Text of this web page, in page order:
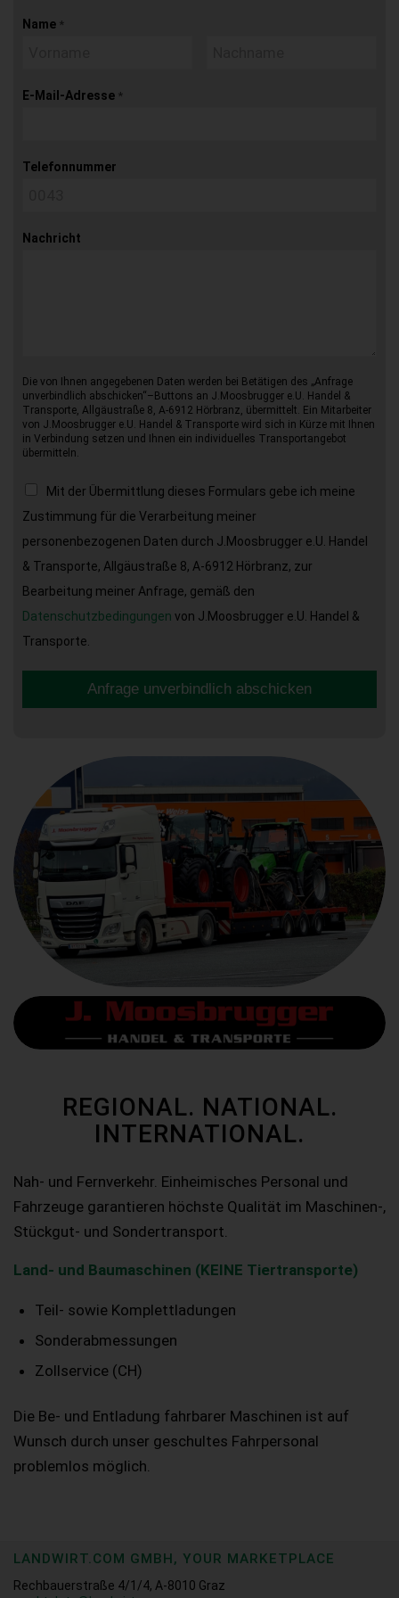
Name *
E-Mail-Adresse *
Telefonnummer
Nachricht
Die von Ihnen angegebenen Daten werden bei Betätigen des „Anfrage
unverbindlich abschicken“–Buttons an J.Moosbrugger e.U. Handel &
Transporte, Allgäustraße 8, A-6912 Hörbranz, übermittelt. Ein Mitarbeiter
von J.Moosbrugger e.U. Handel & Transporte wird sich in Kürze mit Ihnen
in Verbindung setzen und Ihnen ein individuelles Transportangebot
übermitteln.
Mit der Übermittlung dieses Formulars gebe ich meine
Zustimmung für die Verarbeitung meiner
personenbezogenen Daten durch J.Moosbrugger e.U. Handel
& Transporte, Allgäustraße 8, A-6912 Hörbranz, zur
Bearbeitung meiner Anfrage, gemäß den
Datenschutzbedingungen von J.Moosbrugger e.U. Handel &
Transporte.
Anfrage unverbindlich abschicken
REGIONAL. NATIONAL.
INTERNATIONAL.
Nah- und Fernverkehr. Einheimisches Personal und
Fahrzeuge garantieren höchste Qualität im Maschinen-,
Stückgut- und Sondertransport.
Land- und Baumaschinen (KEINE Tiertransporte)
Teil- sowie Komplettladungen
Sonderabmessungen
Zollservice (CH)
Die Be- und Entladung fahrbarer Maschinen ist auf
Wunsch durch unser geschultes Fahrpersonal
problemlos möglich.
LANDWIRT.COM GMBH, YOUR MARKETPLACE
Rechbauerstraße 4/1/4, A-8010 Graz